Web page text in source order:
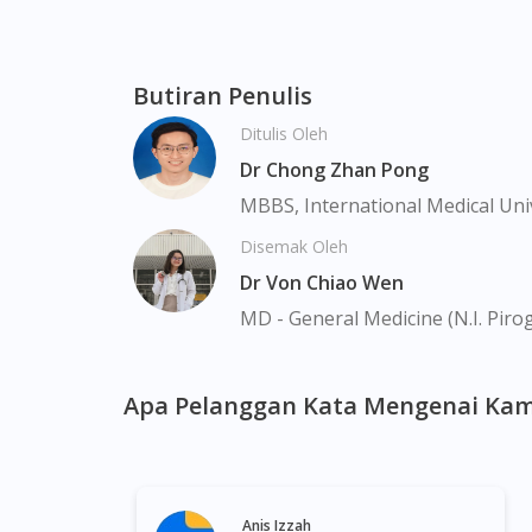
Geylang, Hougang, Harbourfront, Holland,
Macpherson, Mandai, Newton, Novena,
Sembawang, Sengkang, Serangoon,
Tengah, Upper East Coast, Upper Bukit
Butiran Penulis
Ditulis Oleh
Dr Chong Zhan Pong
MBBS, International Medical
Disemak Oleh
Dr Von Chiao Wen
MD - General Medicine (N.I.
Apa Pelanggan Kata Mengenai
Anis Izzah